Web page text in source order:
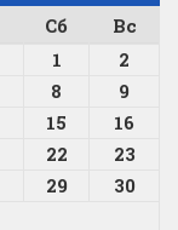
Сб
Вс
1
2
8
9
15
16
22
23
29
30